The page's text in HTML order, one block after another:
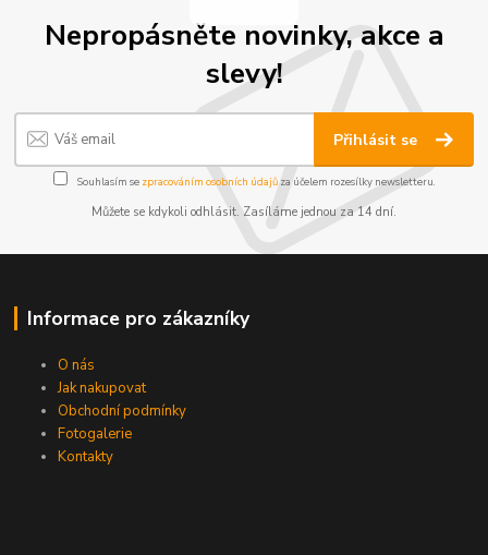
Nepropásněte novinky, akce a
slevy!
Přihlásit se
Souhlasím se zpracováním osobních údajůza účelem rozesílky newsletteru.
Můžete se kdykoli odhlásit. Zasíláme jednou za 14 dní.
Informace pro zákazníky
O nás
Jak nakupovat
Obchodní podmínky
Fotogalerie
Kontakty